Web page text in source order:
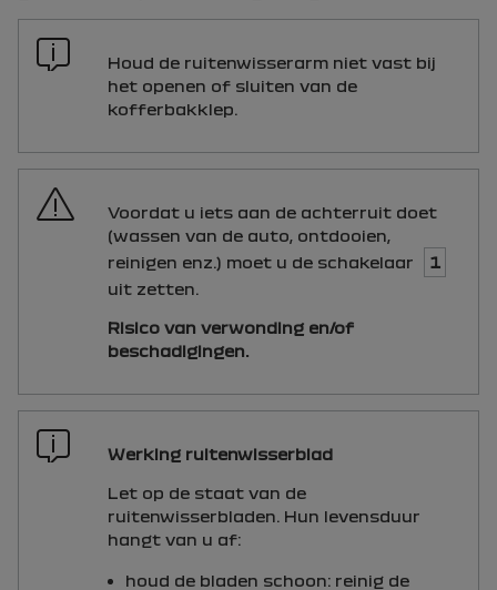
Houd de ruitenwisserarm niet vast bij
het openen of sluiten van de
kofferbakklep.
Voordat u iets aan de achterruit doet
(wassen van de auto, ontdooien,
reinigen enz.) moet u de schakelaar
1
uit zetten.
Risico van verwonding en/of
beschadigingen.
Werking ruitenwisserblad
Let op de staat van de
ruitenwisserbladen. Hun levensduur
hangt van u af:
houd de bladen schoon: reinig de